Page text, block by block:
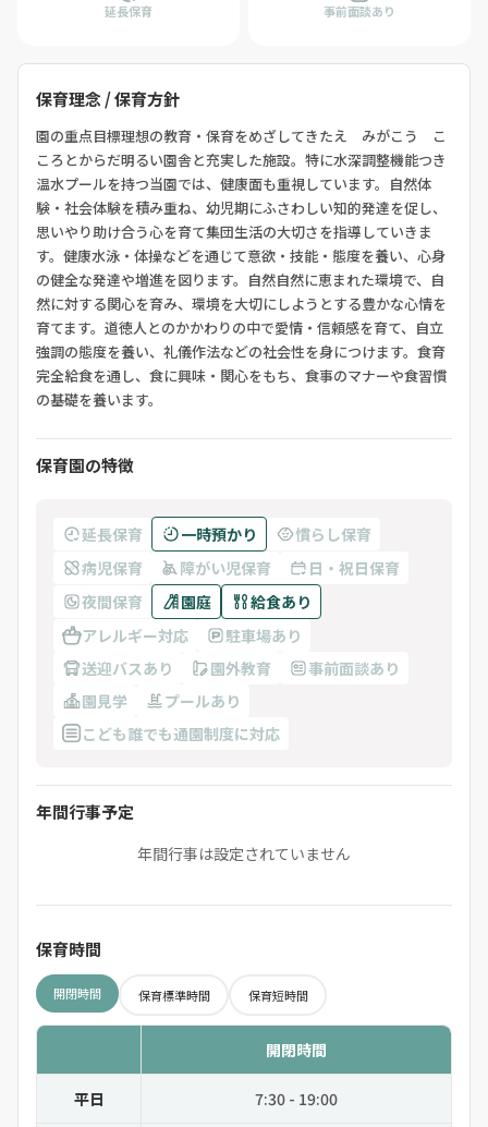
延長保育 事前面談あり
保育理念 / 保育方針
園の重点目標理想の教育・保育をめざしてきたえ みがこう こ
ころとからだ明るい園舎と充実した施設。特に水深調整機能つき
温水プールを持つ当園では、健康面も重視しています。自然体
験・社会体験を積み重ね、幼児期にふさわしい知的発達を促し、
思いやり助け合う心を育て集団生活の大切さを指導していきま
す。健康水泳・体操などを通じて意欲・技能・態度を養い、心身
の健全な発達や増進を図ります。自然自然に恵まれた環境で、自
然に対する関心を育み、環境を大切にしようとする豊かな心情を
育てます。道徳人とのかかわりの中で愛情・信頼感を育て、自立
強調の態度を養い、礼儀作法などの社会性を身につけます。食育
完全給食を通し、食に興味・関心をもち、食事のマナーや食習慣
の基礎を養います。
保育園の特徴
延長保育 一時預かり
慣らし保育
病児保育
障がい児保育
日・祝日保育
夜間保育
園庭
給食あり
アレルギー対応
駐車場あり
送迎バスあり
園外教育
事前面談あり
園見学
プールあり
こども誰でも通園制度に対応
年間行事予定
年間行事は設定されていません
保育時間
開閉時間 保育標準時間 保育短時間
開閉時間
平日 7:30 - 19:00